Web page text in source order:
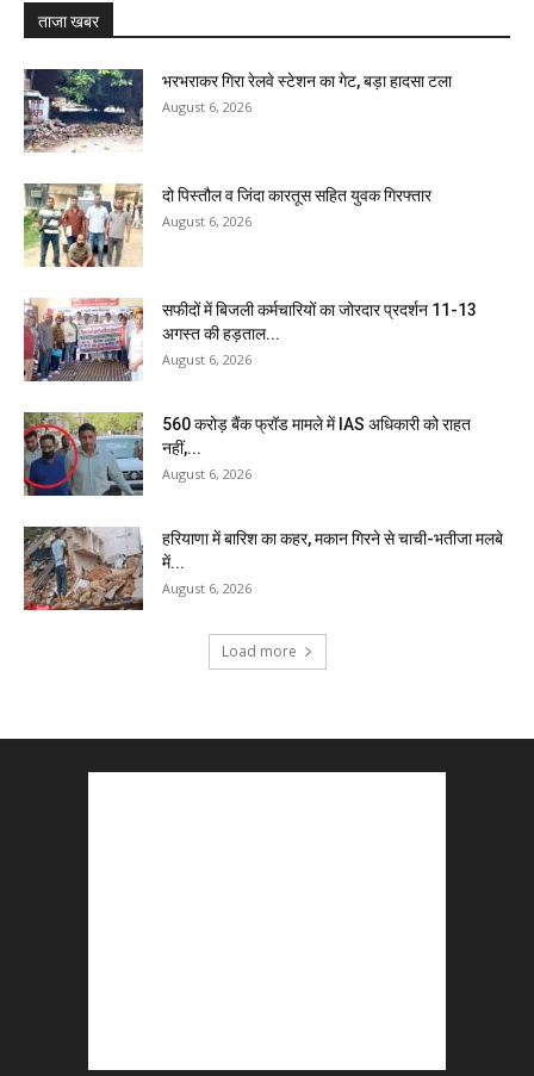
ताजा खबर
भरभराकर गिरा रेलवे स्टेशन का गेट, बड़ा हादसा टला
August 6, 2026
दो पिस्तौल व जिंदा कारतूस सहित युवक गिरफ्तार
August 6, 2026
सफीदों में बिजली कर्मचारियों का जोरदार प्रदर्शन 11-13
अगस्त की हड़ताल...
August 6, 2026
₹560 करोड़ बैंक फ्रॉड मामले में IAS अधिकारी को राहत
नहीं,...
August 6, 2026
हरियाणा में बारिश का कहर, मकान गिरने से चाची-भतीजा मलबे
में...
August 6, 2026
Load more